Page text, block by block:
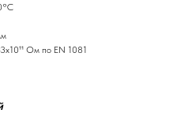
Ом по EN 1081